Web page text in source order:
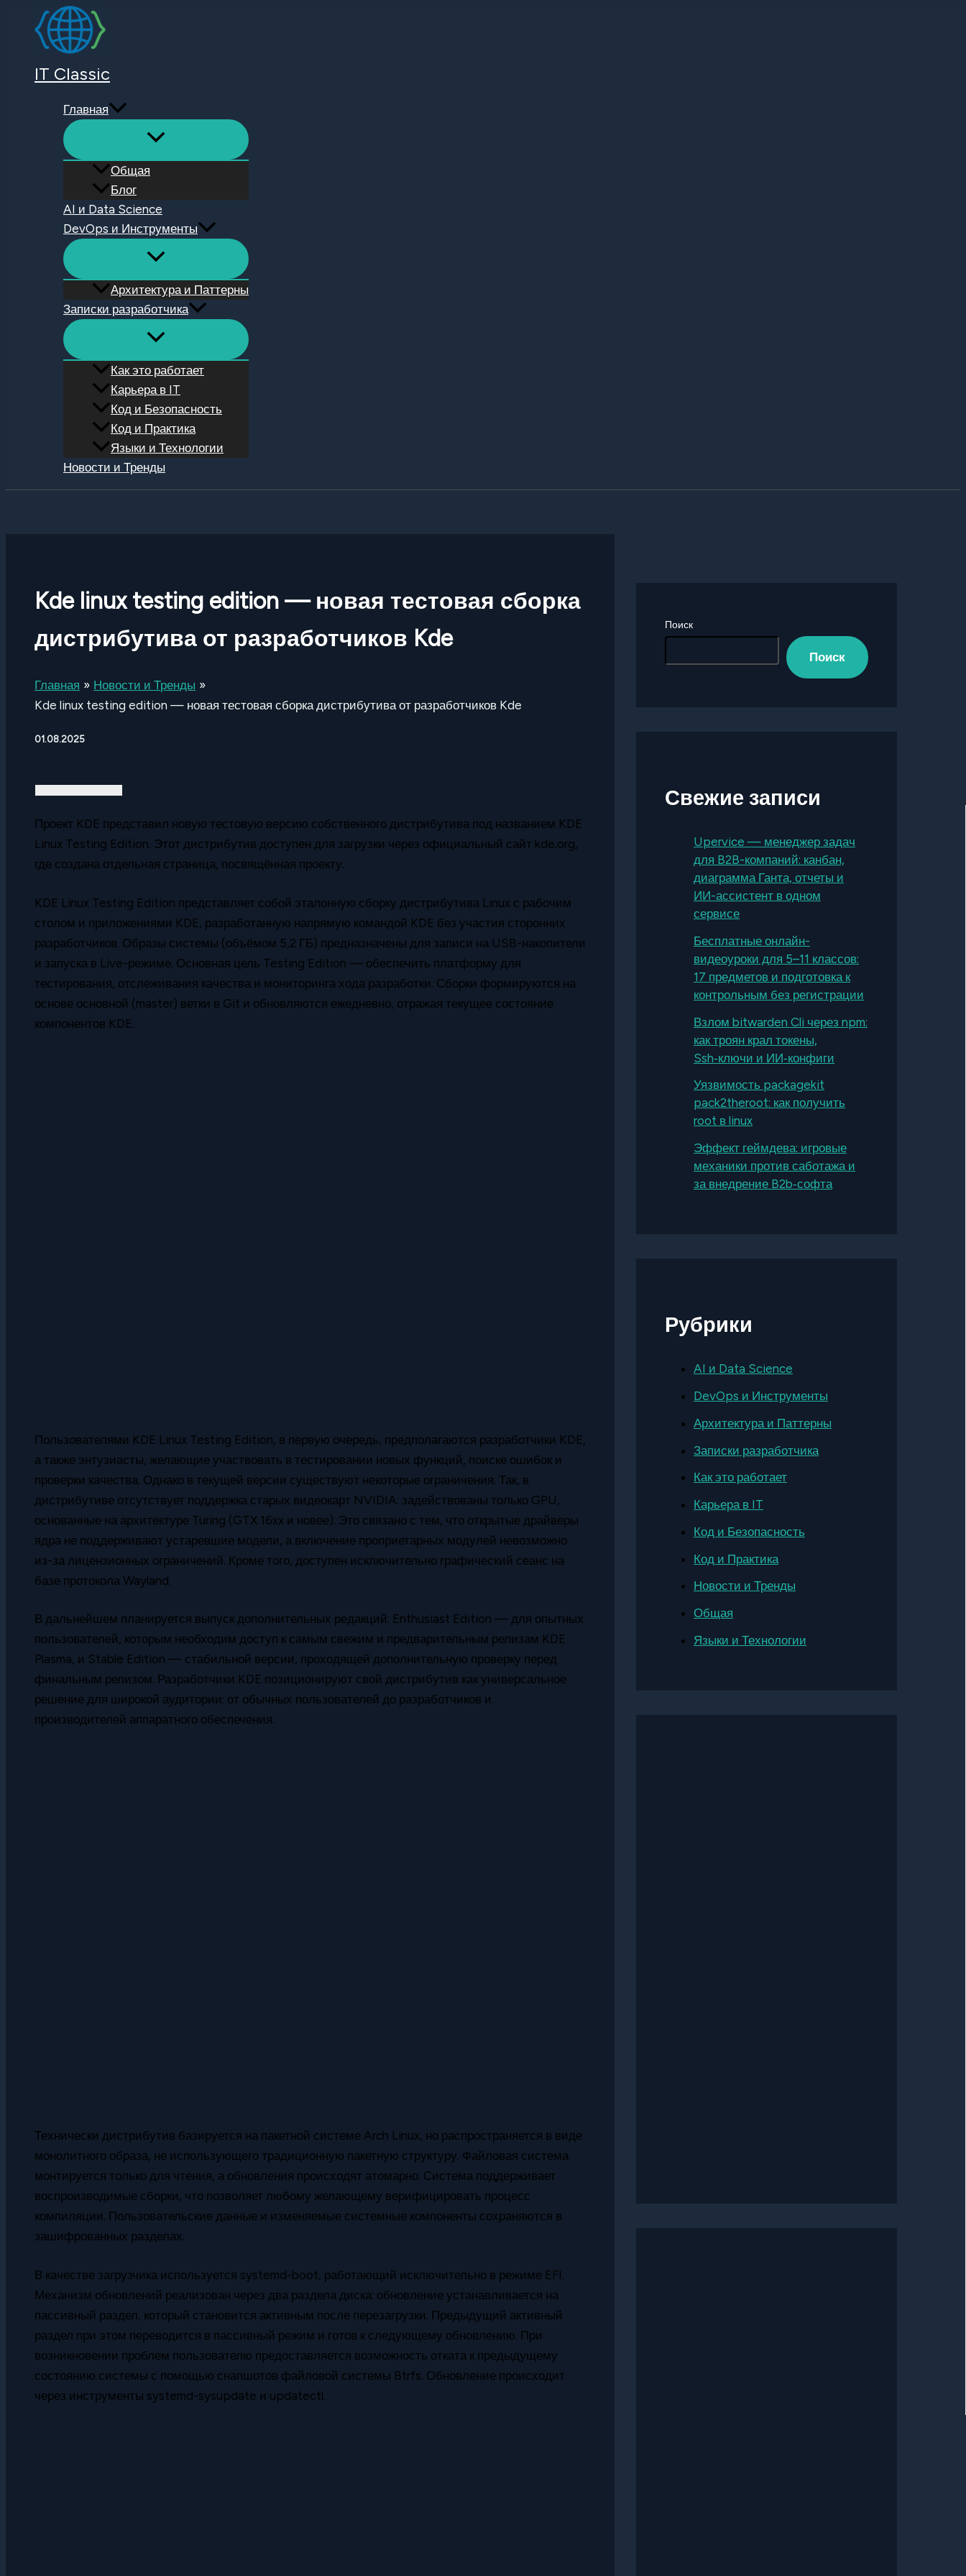
Перейти
содержимому
IT Classic
Главная
Общая
Блог
AI и Data Science
DevOps и Инструменты
Архитектура и Паттерны
Записки разработчика
Как это работает
Карьера в IT
Код и Безопасность
Код и Практика
Языки и Технологии
Новости и Тренды
Kde linux testing edition — новая тестовая сборка
дистрибутива от разработчиков Kde
Главная
Новости и Тренды
Kde linux testing edition — новая тестовая сборка дистрибутива от разработчиков Kde
01.08.2025
Проект KDE представил новую тестовую версию собственного дистрибутива под названием KDE
Linux Testing Edition. Этот дистрибутив доступен для загрузки через официальный сайт kde.org,
где создана отдельная страница, посвящённая проекту.
KDE Linux Testing Edition представляет собой эталонную сборку дистрибутива Linux с рабочим
столом и приложениями KDE, разработанную напрямую командой KDE без участия сторонних
разработчиков. Образы системы (объёмом 5,2 ГБ) предназначены для записи на USB-накопители
и запуска в Live-режиме. Основная цель Testing Edition — обеспечить платформу для
тестирования, отслеживания качества и мониторинга хода разработки. Сборки формируются на
основе основной (master) ветки в Git и обновляются ежедневно, отражая текущее состояние
компонентов KDE.
Пользователями KDE Linux Testing Edition, в первую очередь, предполагаются разработчики KDE,
а также энтузиасты, желающие участвовать в тестировании новых функций, поиске ошибок и
проверки качества. Однако в текущей версии существуют некоторые ограничения. Так, в
дистрибутиве отсутствует поддержка старых видеокарт NVIDIA: задействованы только GPU,
основанные на архитектуре Turing (GTX 16xx и новее). Это связано с тем, что открытые драйверы
ядра не поддерживают устаревшие модели, а включение проприетарных модулей невозможно
из-за лицензионных ограничений. Кроме того, доступен исключительно графический сеанс на
базе протокола Wayland.
В дальнейшем планируется выпуск дополнительных редакций: Enthusiast Edition — для опытных
пользователей, которым необходим доступ к самым свежим и предварительным релизам KDE
Plasma, и Stable Edition — стабильной версии, проходящей дополнительную проверку перед
финальным релизом. Разработчики KDE позиционируют свой дистрибутив как универсальное
решение для широкой аудитории: от обычных пользователей до разработчиков и
производителей аппаратного обеспечения.
Технически дистрибутив базируется на пакетной системе Arch Linux, но распространяется в виде
монолитного образа, не использующего традиционную пакетную структуру. Файловая система
монтируется только для чтения, а обновления происходят атомарно. Система поддерживает
воспроизводимые сборки, что позволяет любому желающему верифицировать процесс
компиляции. Пользовательские данные и изменяемые системные компоненты сохраняются в
зашифрованных разделах.
В качестве загрузчика используется systemd-boot, работающий исключительно в режиме EFI.
Механизм обновлений реализован через два раздела диска: обновление устанавливается на
пассивный раздел, который становится активным после перезагрузки. Предыдущий активный
раздел при этом переводится в пассивный режим и готов к следующему обновлению. При
возникновении проблем пользователю предоставляется возможность отката к предыдущему
состоянию системы с помощью снапшотов файловой системы Btrfs. Обновление происходит
через инструменты systemd-sysupdate и updatectl.
Поиск
Поиск
Свежие записи
Upervice — менеджер задач
для B2B-компаний: канбан,
диаграмма Ганта, отчеты и
ИИ-ассистент в одном
сервисе
Бесплатные онлайн-
видеоуроки для 5–11 классов:
17 предметов и подготовка к
контрольным без регистрации
Взлом bitwarden Cli через npm:
как троян крал токены,
Ssh‑ключи и ИИ‑конфиги
Уязвимость packagekit
pack2theroot: как получить
root в linux
Эффект геймдева: игровые
механики против саботажа и
за внедрение B2b‑софта
Рубрики
AI и Data Science
DevOps и Инструменты
Архитектура и Паттерны
Записки разработчика
Как это работает
Карьера в IT
Код и Безопасность
Код и Практика
Новости и Тренды
Общая
Языки и Технологии